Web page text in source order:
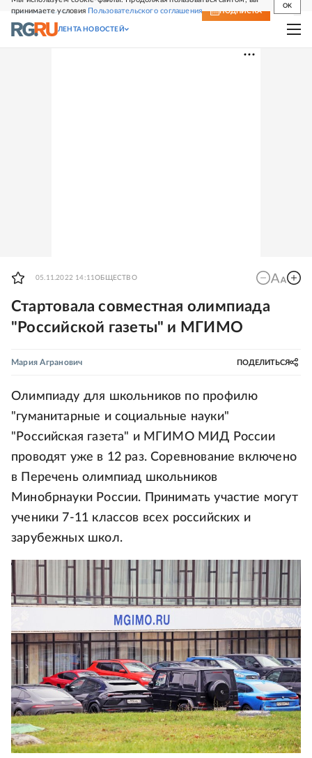
принимаете условия Пользовательского соглашения
OK
СВЕЖИЙ НОМЕР ПОДПИСКА
ЛЕНТА НОВОСТЕЙ
05.11.2022 14:11ОБЩЕСТВО
Стартовала совместная олимпиада
"Российской газеты" и МГИМО
Мария Агранович ПОДЕЛИТЬСЯ
Олимпиаду для школьников по профилю
"гуманитарные и социальные науки"
"Российская газета" и МГИМО МИД России
проводят уже в 12 раз. Соревнование включено
в Перечень олимпиад школьников
Минобрнауки России. Принимать участие могут
ученики 7-11 классов всех российских и
зарубежных школ.